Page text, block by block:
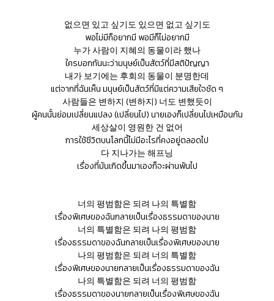
없으면 있고 싶기도 있으면 없고 싶기도
พอไม่มีก็อยากมี พอมีก็ไม่อยากมี
누가 사람이 지혜의 동물이라 했나
ใครบอกกันนะว่ามนุษย์เป็นสัตว์ที่มีสติปัญญา
내가 보기에는 후회의 동물이 분명한데
แต่จากที่ฉันเห็น มนุษย์เป็นสัตว์ที่มีแต่ความเสียใจชัด ๆ
사람들은 변하지 (변하지) 너도 변했듯이
ผู้คนนั้นย่อมเปลี่ยนแปลง (เปลี่ยนไป) นายเองก็เปลี่ยนไปเหมือนกัน
세상살이 영원한 건 없어
การใช้ชีวิตบนโลกนี้ไม่มีอะไรที่คงอยู่ตลอดไป
다 지나가는 해프닝
เรื่องที่มันเกิดขึ้นมาเองก็จะผ่านพ้นไป
너의 평범함은 되려 나의 특별함
เรื่องพิเศษของฉันกลายเป็นเรื่องธรรมดาของนาย
너의 특별함은 되려 나의 평범함
เรื่องธรรมดาของฉันกลายเป็นเรื่องพิเศษของนาย
나의 평범함은 되려 너의 특별함
เรื่องพิเศษของนายกลายเป็นเรื่องธรรมดาของฉัน
나의 특별함은 되려 너의 평범함
เรื่องธรรมดาของนายกลายเป็นเรื่องพิเศษของฉัน